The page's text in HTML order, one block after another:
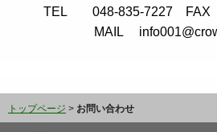
TEL 048-835-7227
MAIL
トップページ > お問い合わせ